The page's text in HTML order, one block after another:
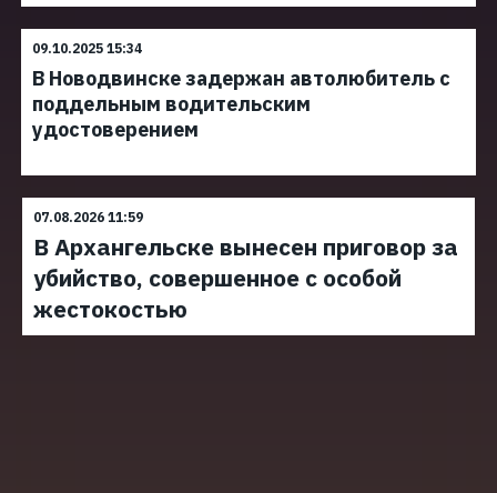
09.10.2025 15:34
В Новодвинске задержан автолюбитель с
поддельным водительским
удостоверением
07.08.2026 11:59
В Архангельске вынесен приговор за
убийство, совершенное с особой
жестокостью